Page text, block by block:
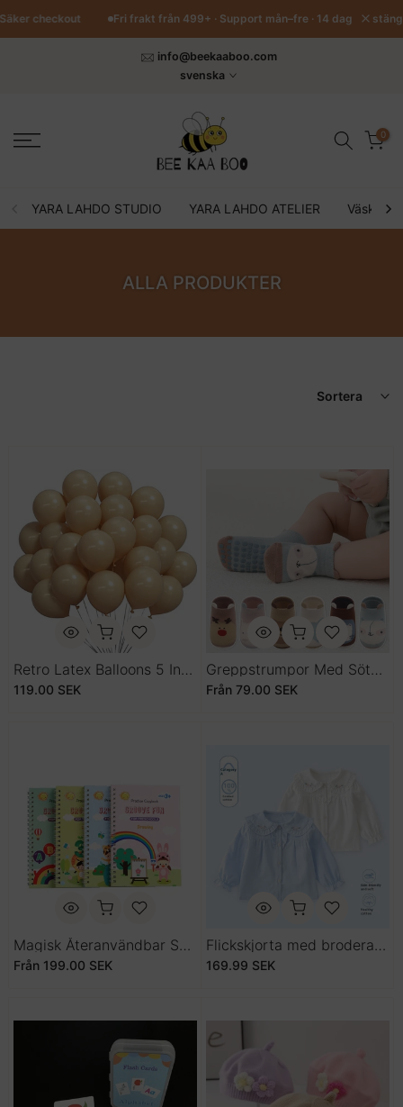
Hoppa
till
checkout Fri frakt från 499+ · Support mån–fre · 14 dagarsstäng
info@beekaaboo.com
svenska
0
YARA LAHDO STUDIO YARA LAHDO ATELIER Väskor
ALLA PRODUKTER
Sortera
Retro Latex Balloons 5 Inch 50 Pack Party Decoration
119.00 SEK
Greppstrumpor Med Söta Djurmotiv För Små Fötter
Från 79.00 SEK
Magisk Återanvändbar Skrivbok För Barn Handstilsträning Med Spårningssidor Och Suddbar Penna Set
Från 199.00 SEK
Flickskjorta med broderad bomull, långärmad – mjuk blommig krage
169.99 SEK